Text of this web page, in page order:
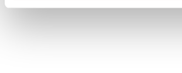
CAMPOS Y CLUBS